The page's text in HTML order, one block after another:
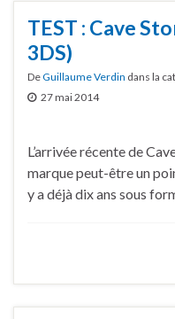
TEST : Cave
3DS)
DeGuillaume Verdin dans la
27 mai 2014
L’arrivée récente de
marque peut-être un
y a déjà dix ans sous